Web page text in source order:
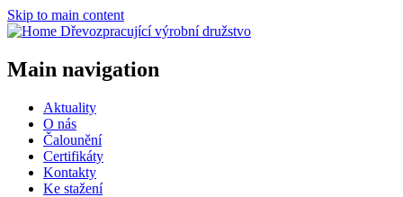
Skip to main content
Dřevozpracující výrobní družstvo
Main navigation
Aktuality
O nás
Čalounění
Certifikáty
Kontakty
Ke stažení